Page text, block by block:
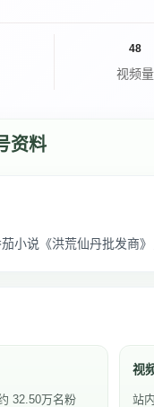
48
视频量
资料
小说《洪荒仙丹批发商》
32.50万名粉
视
站